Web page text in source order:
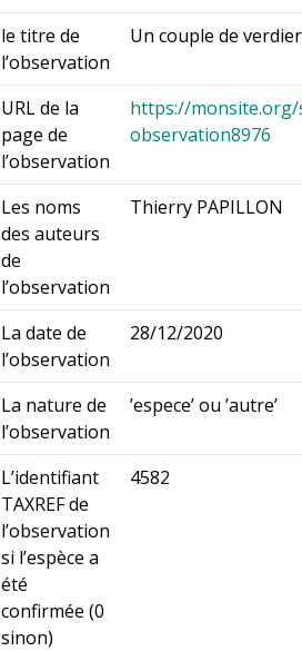
le titre de
l’observation
Un couple de
URL de la
page de
l’observation
https://monsite.org/
observation8976
Les noms
des auteurs
de
l’observation
Thierry PAPILLON
La date de
l’observation
28/12/2020
La nature de
l’observation
’espece’ ou ’autre’
L’identifiant
TAXREF de
l’observation
si l’espèce a
été
confirmée (0
sinon)
4582